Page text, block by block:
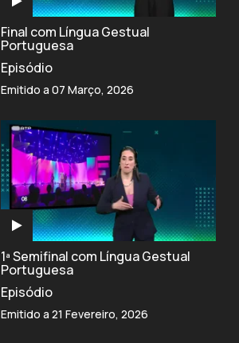
Final com Língua Gestual
Portuguesa
Episódio
Emitido a 07 Março, 2026
1ª Semifinal com Língua Gestual
Portuguesa
Episódio
Emitido a 21 Fevereiro, 2026